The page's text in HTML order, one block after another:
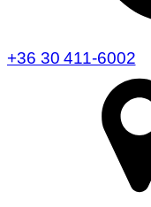
+36 30 411-6002